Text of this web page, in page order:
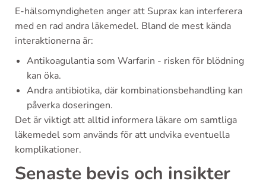
E-hälsomyndigheten anger att Suprax kan interferera
med en rad andra läkemedel. Bland de mest kända
interaktionerna är:
Antikoagulantia som Warfarin - risken för blödning
kan öka.
Andra antibiotika, där kombinationsbehandling kan
påverka doseringen.
Det är viktigt att alltid informera läkare om samtliga
läkemedel som används för att undvika eventuella
komplikationer.
Senaste bevis och insikter